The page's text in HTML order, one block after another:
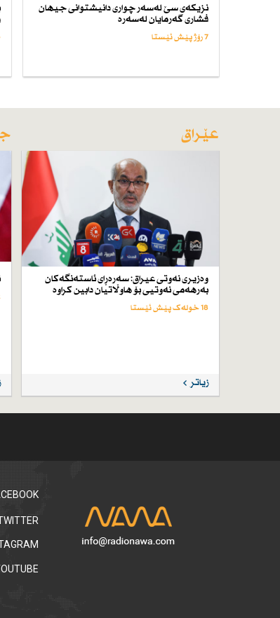
نزیكەی سێ لەسەر چواری دانیشتوانی جیهان
فشاری گەرمایان لەسەرە
7 رۆژ پێش ئێستا
عێراق
وەزیری نەوتی عیراق: سەرەڕای ئاستەنگەكان
بەرهەمی نەوتیی بۆ هاوڵاتیان دابین كراوە
18 خولەک پێش ئێستا
زیاتر
2